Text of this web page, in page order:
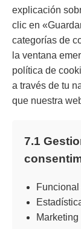
explicación
clic en
categorías de
la ventana
política de
a través de tu
que nuestra
7.1
Marketing